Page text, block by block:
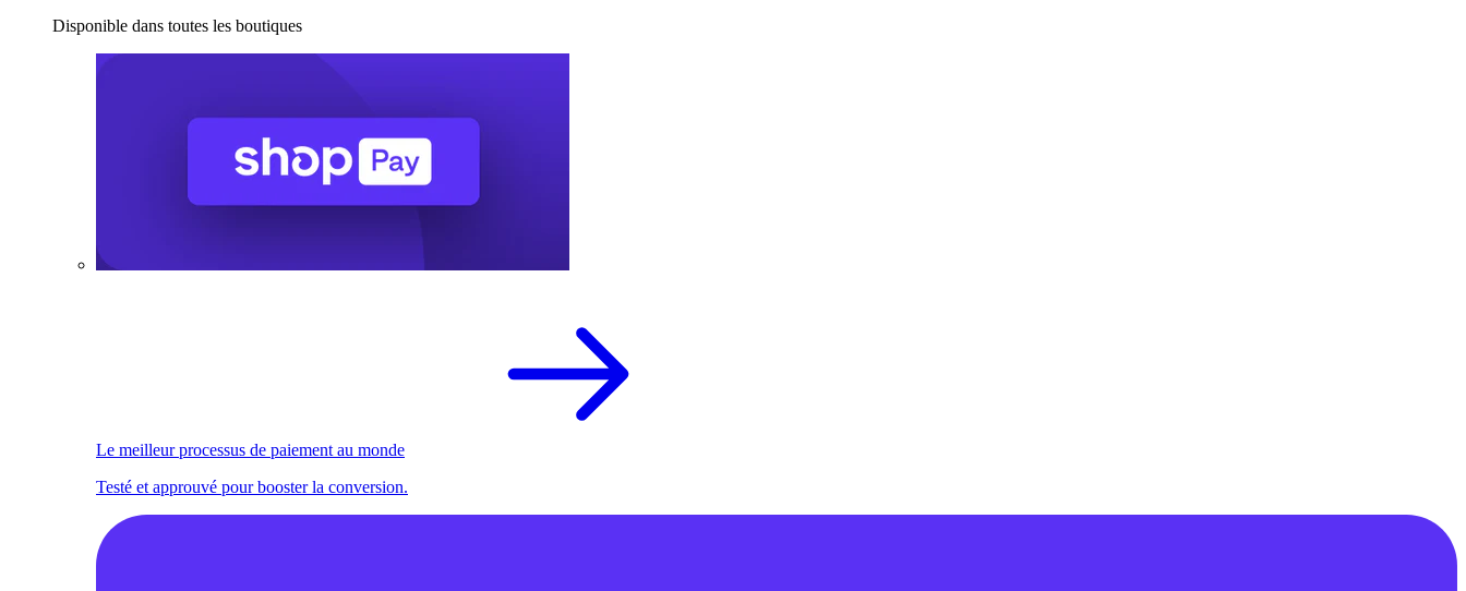
Disponible dans toutes les boutiques
Le meilleur processus de paiement au monde
Testé et approuvé pour booster la conversion.